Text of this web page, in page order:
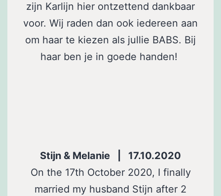
zijn Karlijn hier ontzettend dankbaar
voor. Wij raden dan ook iedereen aan
om haar te kiezen als jullie BABS. Bij
haar ben je in goede handen!
Stijn & Melanie | 17.10.2020
On the 17th October 2020, I finally
married my husband Stijn after 2